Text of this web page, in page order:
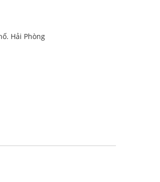
Hải Phòng